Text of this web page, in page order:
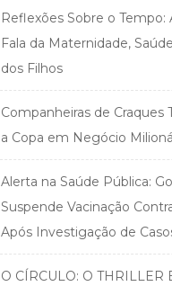
Reflexões Sobre o Tempo:
Fala da Maternidade,
dos Filhos
Companheiras de Craques
a Copa em Negócio
Alerta na Saúde Pública:
Suspende Vacinação
Após Investigação de
O CÍRCULO: O THRILLER